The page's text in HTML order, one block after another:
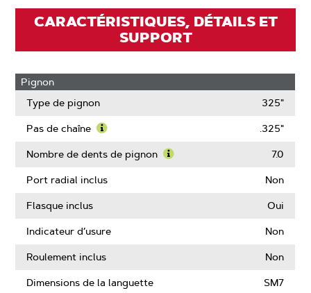
CARACTÉRISTIQUES, DÉTAILS ET
SUPPORT
Pignon
Type de pignon
325"
Pas de chaîne
More
Pas
.325"
Nombre de dents de pignon 7.0
Port radial inclus Non
Flasque inclus Oui
Indicateur d’usure Non
Roulement inclus Non
Dimensions de la languette SM7